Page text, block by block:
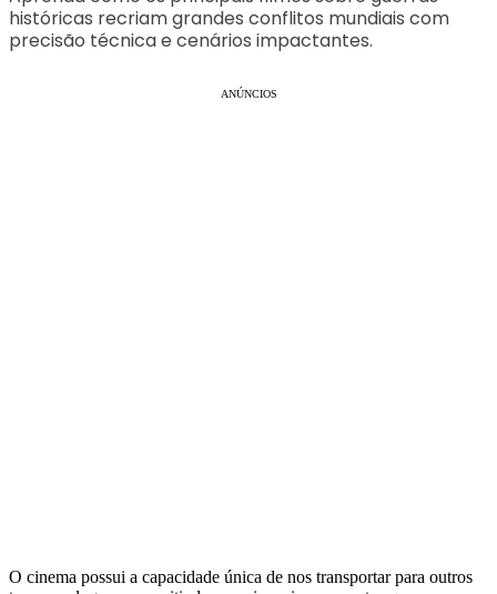
históricas recriam grandes conflitos mundiais com
precisão técnica e cenários impactantes.
ANÚNCIOS
O cinema possui a capacidade única de nos transportar para outros